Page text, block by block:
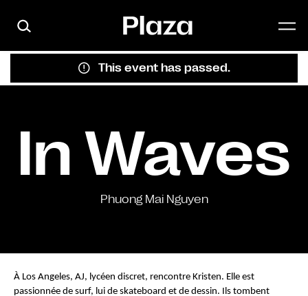
This event has passed.
In Waves
Phuong Mai Nguyen
À Los Angeles, AJ, lycéen discret, rencontre Kristen. Elle est
passionnée de surf, lui de skateboard et de dessin. Ils tombent